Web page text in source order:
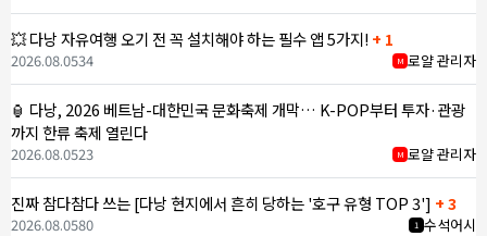
💥 다낭 자유여행 오기 전 꼭 설치해야 하는 필수 앱 5가지! + 1
M 로얄 관리자
2026.08.0534
🏮 다낭, 2026 베트남-대한민국 문화축제 개막… K-POP부터 투자·관광
까지 한류 축제 열린다
M 로얄 관리자
2026.08.0523
진짜 참다참다 쓰는 [다낭 현지에서 흔히 당하는 '호구 유형 TOP 3'] + 3
1 수석어시
2026.08.0580